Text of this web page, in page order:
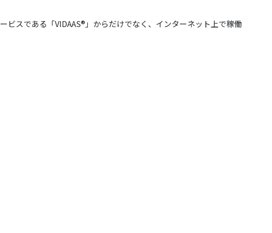
スである「VIDAAS®」からだけでなく、インターネット上で稼働